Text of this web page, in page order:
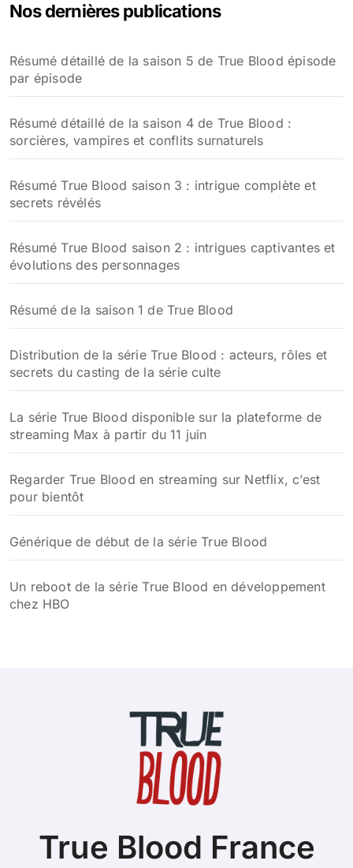
Nos dernières publications
Résumé détaillé de la saison 5 de True Blood épisode
par épisode
Résumé détaillé de la saison 4 de True Blood :
sorcières, vampires et conflits surnaturels
Résumé True Blood saison 3 : intrigue complète et
secrets révélés
Résumé True Blood saison 2 : intrigues captivantes et
évolutions des personnages
Résumé de la saison 1 de True Blood
Distribution de la série True Blood : acteurs, rôles et
secrets du casting de la série culte
La série True Blood disponible sur la plateforme de
streaming Max à partir du 11 juin
Regarder True Blood en streaming sur Netflix, c’est
pour bientôt
Générique de début de la série True Blood
Un reboot de la série True Blood en développement
chez HBO
True Blood France